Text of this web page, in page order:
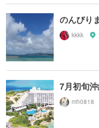
のんびり
kkkk
7月初旬
mh0818